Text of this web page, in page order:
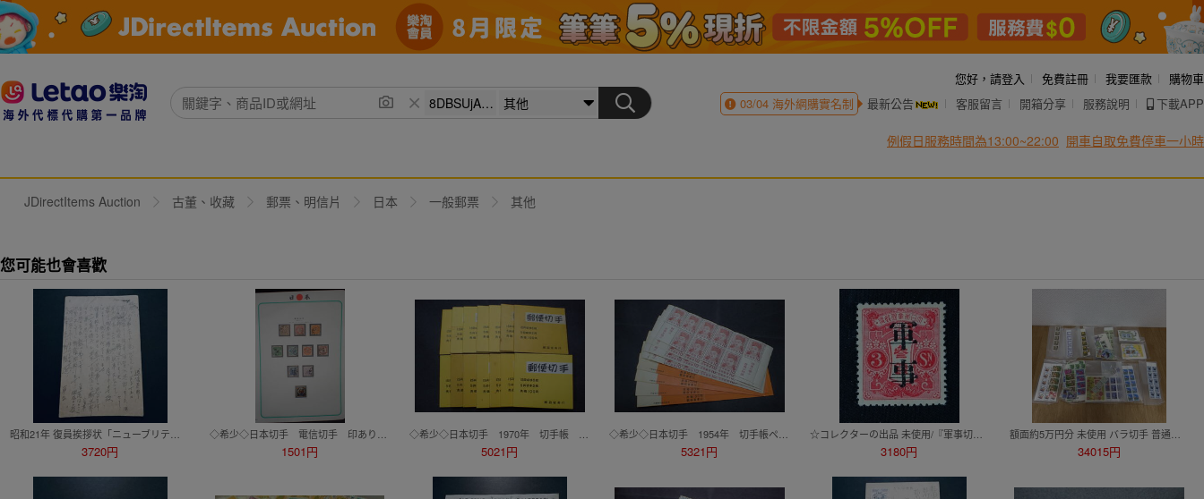
您好， 請登入 免費註冊 我要匯款
購物車
03/04海外網購實名制 最新公告 客服留言 開箱分享 服務說明 下載APP
例假日服務時間為13:00~22:00 開車自取免費停車一小時
JDirectItems Auction 古董、收藏 郵票、明信片 日本 一般郵票 其他
您可能也會喜歡
3720円 1501円 5021円 5321円
☆コレクターの出品 未使用/『軍事切手/旧大正毛紙切手に加刷』３銭 ＮＨ I-6
3180円 34015円